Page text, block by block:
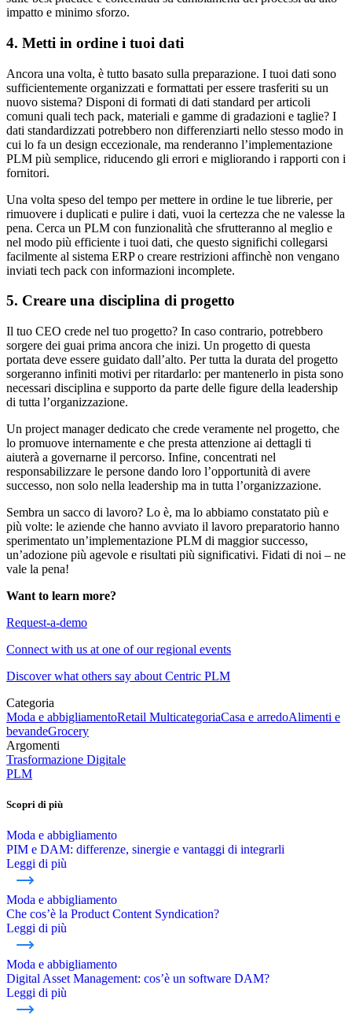
impatto e minimo sforzo.
4. Metti in ordine i tuoi dati
Ancora una volta, è tutto basato sulla preparazione. I tuoi dati sono
sufficientemente organizzati e formattati per essere trasferiti su un
nuovo sistema? Disponi di formati di dati standard per articoli
comuni quali tech pack, materiali e gamme di gradazioni e taglie? I
dati standardizzati potrebbero non differenziarti nello stesso modo in
cui lo fa un design eccezionale, ma renderanno l’implementazione
PLM più semplice, riducendo gli errori e migliorando i rapporti con i
fornitori.
Una volta speso del tempo per mettere in ordine le tue librerie, per
rimuovere i duplicati e pulire i dati, vuoi la certezza che ne valesse la
pena. Cerca un PLM con funzionalità che sfrutteranno al meglio e
nel modo più efficiente i tuoi dati, che questo significhi collegarsi
facilmente al sistema ERP o creare restrizioni affinchè non vengano
inviati tech pack con informazioni incomplete.
5. Creare una disciplina di progetto
Il tuo CEO crede nel tuo progetto? In caso contrario, potrebbero
sorgere dei guai prima ancora che inizi. Un progetto di questa
portata deve essere guidato dall’alto. Per tutta la durata del progetto
sorgeranno infiniti motivi per ritardarlo: per mantenerlo in pista sono
necessari disciplina e supporto da parte delle figure della leadership
di tutta l’organizzazione.
Un project manager dedicato che crede veramente nel progetto, che
lo promuove internamente e che presta attenzione ai dettagli ti
aiuterà a governarne il percorso. Infine, concentrati nel
responsabilizzare le persone dando loro l’opportunità di avere
successo, non solo nella leadership ma in tutta l’organizzazione.
Sembra un sacco di lavoro? Lo è, ma lo abbiamo constatato più e
più volte: le aziende che hanno avviato il lavoro preparatorio hanno
sperimentato un’implementazione PLM di maggior successo,
un’adozione più agevole e risultati più significativi. Fidati di noi – ne
vale la pena!
Want to learn more?
Request-a-demo
Connect with us at one of our regional events
Discover what others say about Centric PLM
Categoria
Moda e abbigliamentoRetail MulticategoriaCasa e arredoAlimenti e
bevandeGrocery
Argomenti
Trasformazione Digitale
PLM
Scopri di più
Moda e abbigliamento
PIM e DAM: differenze, sinergie e vantaggi di integrarli
Leggi di più
Moda e abbigliamento
Che cos’è la Product Content Syndication?
Leggi di più
Moda e abbigliamento
Digital Asset Management: cos’è un software DAM?
Leggi di più